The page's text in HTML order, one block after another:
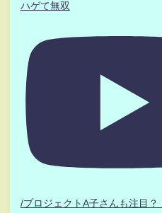
ハゲて無双
/プロジェクトA子さんも注目